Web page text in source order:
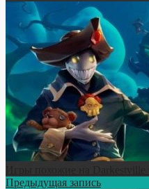
Предыдущая запись